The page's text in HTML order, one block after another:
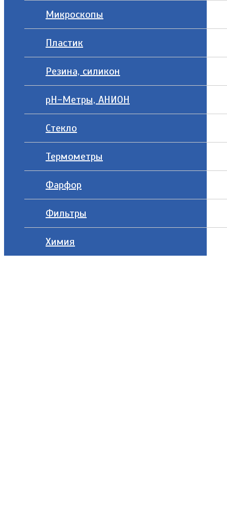
Микроскопы
Пластик
Резина, силикон
рН-Метры, АНИОН
Стекло
Термометры
Фарфор
Фильтры
Химия